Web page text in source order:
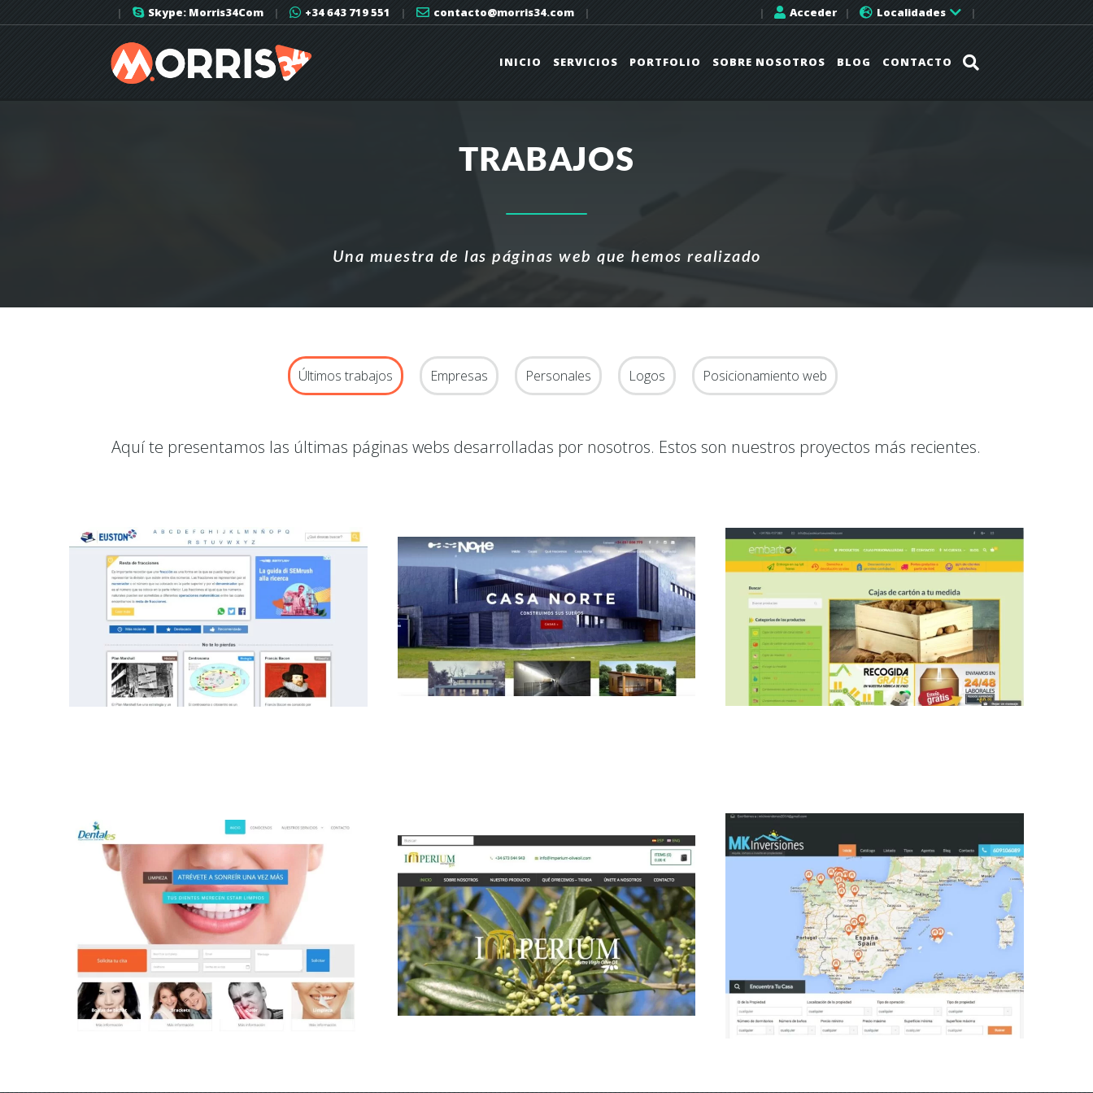
| Skype: Morris34Com | +34 643 719 551 | contacto@morris34.com | |
Acceder | Localidades
|
CONTACTO
BLOG
SOBRE NOSOTROS
PORTFOLIO
SERVICIOS
INICIO
TRABAJOS
Una muestra de las páginas web que hemos realizado
Últimos trabajos Empresas Personales Logos Posicionamiento web
Aquí te presentamos las últimas páginas webs desarrolladas por nosotros. Estos son nuestros proyectos más recientes.